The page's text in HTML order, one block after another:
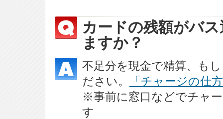
カードの残額がバ
ますか？
不足分を現金で精算、も
ださい。
「チャージの仕
※事前に窓口などでチャ
す